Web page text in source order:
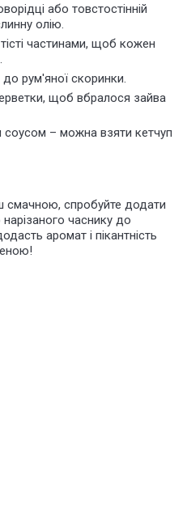
або товстостінній
олію.
частинами, щоб кожен
рум'яної скоринки.
щоб вбралося зайва
– можна взяти кетчуп
спробуйте додати
часнику до
аромат і пікантність